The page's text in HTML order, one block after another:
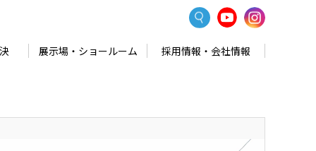
展示場・ショールーム 採用情報・会社情報